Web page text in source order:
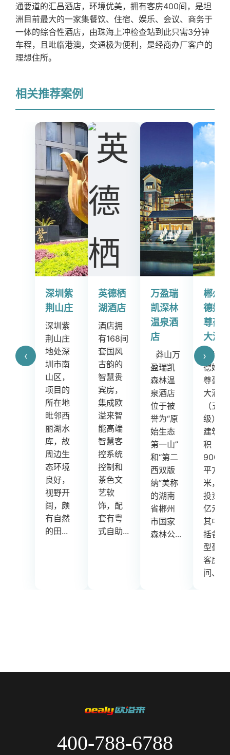
通要道的汇昌酒店，环境优美，拥有客房400间，是坦
洲目前最大的一家集餐饮、住宿、娱乐、会议、商务于
一体的综合性酒店，由珠海上冲检查站到此只需3分钟
车程，且毗临港澳，交通极为便利，是经商办厂客户的
理想住所。
相关推荐案例
‹ ›
深
南
英德栖
湖酒店
酒店拥
有168间
套国风
古韵的
智慧贵
宾房，
集成欧
溢来智
能高端
智慧客
控系统
控制和
茶色文
艺软
饰，配
套有粤
式自助...
万盈瑞
凯深林
温泉酒
店
莽山万
盈瑞凯
森林温
泉酒店
位于被
誉为“原
始生态
第一山”
和“第二
西双版
纳”美称
的湖南
省郴州
市国家
森林公...
郴州温
德姆至
尊豪廷
大酒店
郴州温
德姆至
尊豪廷
大酒店
（五星
级）总
建筑面
积
90000
平方
米，总
投资逾5
亿元，
其中包
括各类
鹿湖
泉假
酒店
鹿
温泉假
日酒店
总建筑
面积约
七万平
方米，
按国际
五星级
标准装
修，共
有各类
高雅客
房318
间，温
泉、住
400-788-6788